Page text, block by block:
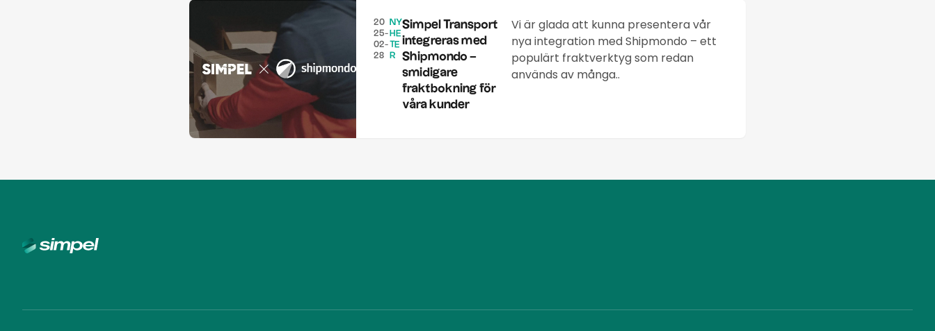
20
25-
02-
28
NY
HE
TE
R
Simpel Transport
integreras med
Shipmondo –
smidigare
fraktbokning för
våra kunder
Vi är glada att kunna presentera vår
nya integration med Shipmondo – ett
populärt fraktverktyg som redan
används av många..